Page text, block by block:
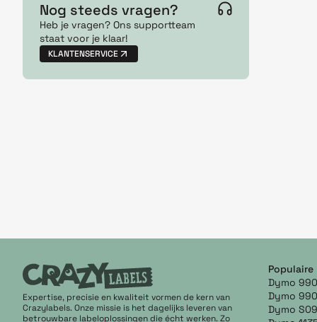
Nog steeds vragen?
Heb je vragen? Ons supportteam
staat voor je klaar!
KLANTENSERVICE
Expertise, precisie en kwaliteit vormen de kern van
Crazylabels. Onze missie is het dagelijks leveren van
betrouwbare labeloplossingen die écht werken. Zo
Dymo
Dymo
Dymo